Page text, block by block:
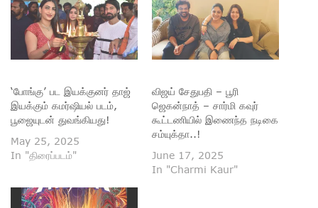
‘போங்கு’ பட இயக்குனர் தாஜ்
இயக்கும் கமர்ஷியல் படம்,
பூஜையுடன் துவங்கியது!
May 25, 2025
In "திரைப்படம்"
விஜய் சேதுபதி – பூரி
ஜெகன்நாத் – சார்மி கவுர்
கூட்டணியில் இணைந்த நடிகை
சம்யுக்தா..!
June 17, 2025
In "Charmi Kaur"